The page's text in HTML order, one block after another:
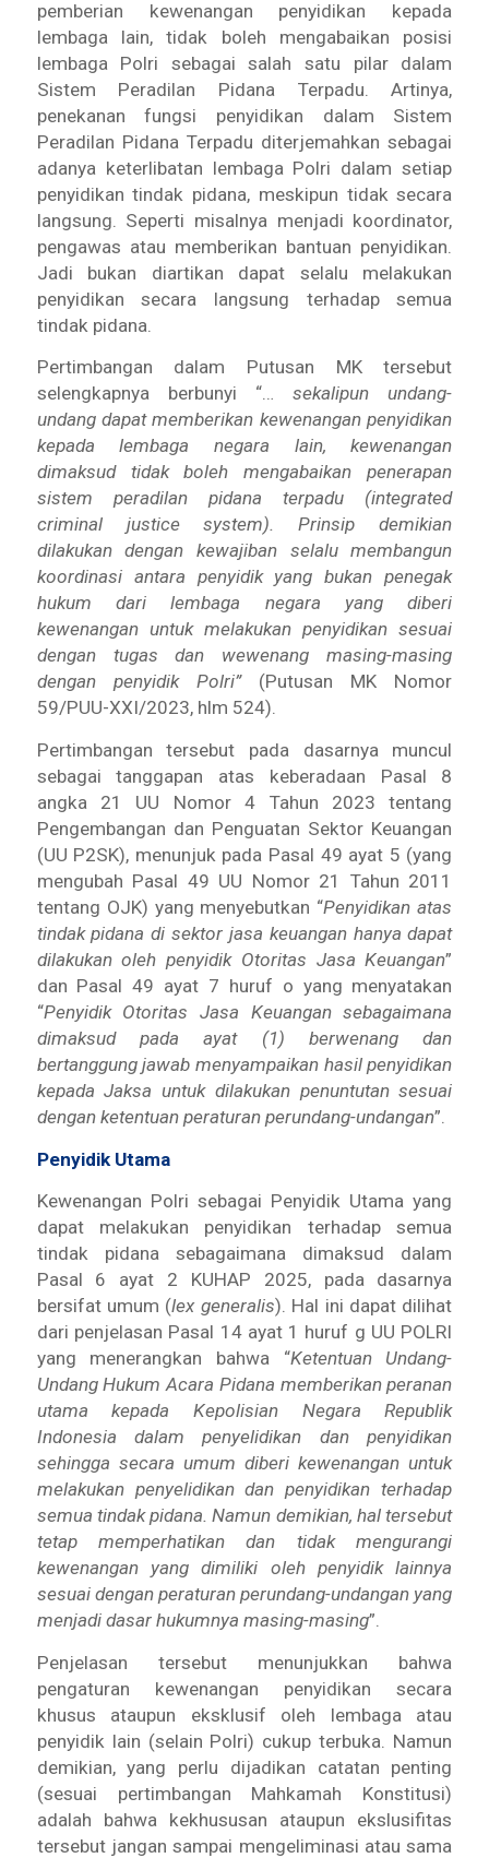
pemberian kewenangan penyidikan kepada
lembaga lain, tidak boleh mengabaikan posisi
lembaga Polri sebagai salah satu pilar dalam
Sistem Peradilan Pidana Terpadu. Artinya,
penekanan fungsi penyidikan dalam Sistem
Peradilan Pidana Terpadu diterjemahkan sebagai
adanya keterlibatan lembaga Polri dalam setiap
penyidikan tindak pidana, meskipun tidak secara
langsung. Seperti misalnya menjadi koordinator,
pengawas atau memberikan bantuan penyidikan.
Jadi bukan diartikan dapat selalu melakukan
penyidikan secara langsung terhadap semua
tindak pidana.
Pertimbangan dalam Putusan MK tersebut
selengkapnya berbunyi “…sekalipun undang-
undang dapat memberikan kewenangan penyidikan
kepada lembaga negara lain, kewenangan
dimaksud tidak boleh mengabaikan penerapan
sistem peradilan pidana terpadu (integrated
criminal justice system). Prinsip demikian
dilakukan dengan kewajiban selalu membangun
koordinasi antara penyidik yang bukan penegak
hukum dari lembaga negara yang diberi
kewenangan untuk melakukan penyidikan sesuai
dengan tugas dan wewenang masing-masing
dengan penyidik Polri”(Putusan MK Nomor
59/PUU-XXI/2023, hlm 524).
Pertimbangan tersebut pada dasarnya muncul
sebagai tanggapan atas keberadaan Pasal 8
angka 21 UU Nomor 4 Tahun 2023 tentang
Pengembangan dan Penguatan Sektor Keuangan
(UU P2SK), menunjuk pada Pasal 49 ayat 5 (yang
mengubah Pasal 49 UU Nomor 21 Tahun 2011
tentang OJK) yang menyebutkan “Penyidikan atas
tindak pidana di sektor jasa keuangan hanya dapat
dilakukan oleh penyidik Otoritas Jasa Keuangan”
dan Pasal 49 ayat 7 huruf o yang menyatakan
“Penyidik Otoritas Jasa Keuangan sebagaimana
dimaksud pada ayat (1) berwenang dan
bertanggung jawab menyampaikan hasil penyidikan
kepada Jaksa untuk dilakukan penuntutan sesuai
dengan ketentuan peraturan perundang-undangan”.
Penyidik Utama
Kewenangan Polri sebagai Penyidik Utama yang
dapat melakukan penyidikan terhadap semua
tindak pidana sebagaimana dimaksud dalam
Pasal 6 ayat 2 KUHAP 2025, pada dasarnya
bersifat umum (lex generalis). Hal ini dapat dilihat
dari penjelasan Pasal 14 ayat 1 huruf g UU POLRI
yang menerangkan bahwa “Ketentuan Undang-
Undang Hukum Acara Pidana memberikan peranan
utama kepada Kepolisian Negara Republik
Indonesia dalam penyelidikan dan penyidikan
sehingga secara umum diberi kewenangan untuk
melakukan penyelidikan dan penyidikan terhadap
semua tindak pidana. Namun demikian, hal tersebut
tetap memperhatikan dan tidak mengurangi
kewenangan yang dimiliki oleh penyidik lainnya
sesuai dengan peraturan perundang-undangan yang
menjadi dasar hukumnya masing-masing”.
Penjelasan tersebut menunjukkan bahwa
pengaturan kewenangan penyidikan secara
khusus ataupun eksklusif oleh lembaga atau
penyidik lain (selain Polri) cukup terbuka. Namun
demikian, yang perlu dijadikan catatan penting
(sesuai pertimbangan Mahkamah Konstitusi)
adalah bahwa kekhususan ataupun ekslusifitas
tersebut jangan sampai mengeliminasi atau sama